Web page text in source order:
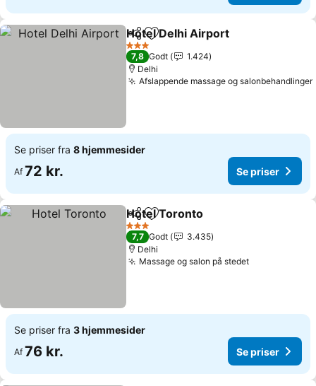
Del Føj til favoritter
Hotel Delhi Airport
3 Stjerner
7,8 Godt
1.424
Delhi
Afslappende massage og salonbehandlinger
Se priser fra 8 hjemmesider
Af 72 kr. Se priser
Del Føj til favoritter
Hotel Toronto
3 Stjerner
7,7 Godt
3.435
Delhi
Massage og salon på stedet
Se priser fra 3 hjemmesider
Af 76 kr. Se priser